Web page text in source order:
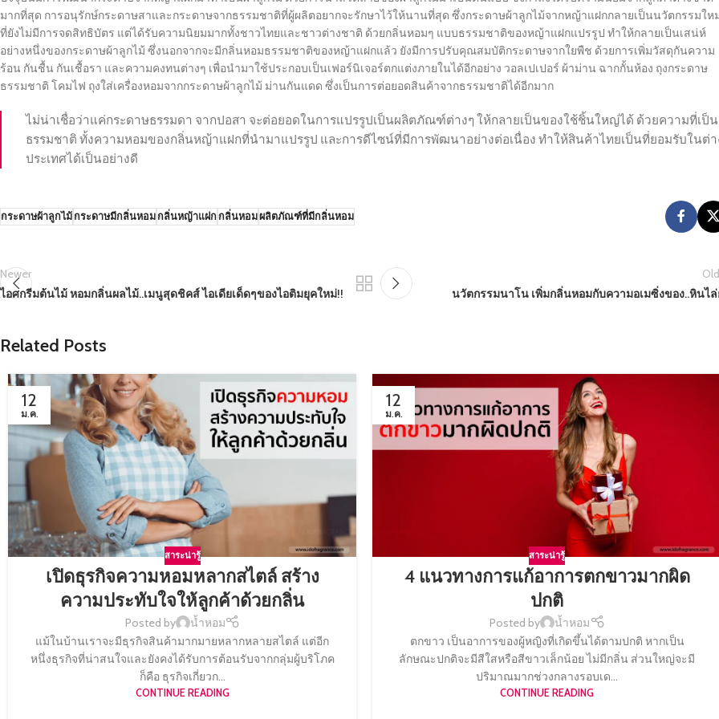
มากที่สุด การอนุรักษ์กระดาษสาและกระดาษจากธรรมชาติที่ผู้ผลิตอยากจะรักษาไว้ให้นานที่สุด ซึ่งกระดาษผ้าลูกไม้จากหญ้าแฝกกลายเป็นนวัตกรรมให
ที่ยังไม่มีการจดสิทธิบัตร แต่ได้รับความนิยมมากทั้งชาวไทยและชาวต่างชาติ ด้วยกลิ่นหอมๆ แบบธรรมชาติของหญ้าแฝกแปรรูป ทำให้กลายเป็นเสน่ห์
อย่างหนึ่งของกระดาษผ้าลูกไม้ ซึ่งนอกจากจะมีกลิ่นหอมธรรมชาติของหญ้าแฝกแล้ว ยังมีการปรับคุณสมบัติกระดาษจากใยพืช ด้วยการเพิ่มวัสดุกันความ
ร้อน กันชื้น กันเชื้อรา และความคงทนต่างๆ เพื่อนำมาใช้ประกอบเป็นเฟอร์นิเจอร์ตกแต่งภายในได้อีกอย่าง วอลเปเปอร์ ผ้าม่าน ฉากกั้นห้อง ถุงกระดาษ
ธรรมชาติ โคมไฟ ถุงใส่เครื่องหอมจากกระดาษผ้าลูกไม้ ม่านกันแดด ซึ่งเป็นการต่อยอดสินค้าจากธรรมชาติได้อีกมาก
ไม่น่าเชื่อว่าแค่กระดาษธรรมดา จากปอสา จะต่อยอดในการแปรรูปเป็นผลิตภัณฑ์ต่างๆ ให้กลายเป็นของใช้ชิ้นใหญ่ได้ ด้วยความที่เป็น
ธรรมชาติ ทั้งความหอมของกลิ่นหญ้าแฝกที่นำมาแปรรูป และการดีไซน์ที่มีการพัฒนาอย่างต่อเนื่อง ทำให้สินค้าไทยเป็นที่ยอมรับในต่า
ประเทศได้เป็นอย่างดี
กระดาษผ้าลูกไม้กระดาษมีกลิ่นหอมกลิ่นหญ้าแฝกกลิ่นหอมผลิตภัณฑ์ที่มีกลิ่นหอม
Newer
ไอศกรีมต้นไม้ หอมกลิ่นผลไม้..เมนูสุดชิคส์ ไอเดียเด็ดๆของไอติมยุคใหม่!!
นวัตกรรมนาโน เพิ่มกลิ่นหอมกับความอเมซิ่งของ..หินไล่
Related Posts
12
ม.ค.
สาระน่ารู้
เปิดธุรกิจความหอมหลากสไตล์ สร้าง
ความประทับใจให้ลูกค้าด้วยกลิ่น
Posted by
น้ำหอม
แม้ในบ้านเราจะมีธุรกิจสินค้ามากมายหลากหลายสไตล์ แต่อีก
หนึ่งธุรกิจที่น่าสนใจและยังคงได้รับการต้อนรับจากกลุ่มผู้บริโภค
ก็คือ ธุรกิจเกี่ยวก...
CONTINUE READING
12
ม.ค.
สาระน่ารู้
4 แนวทางการแก้อาการตกขาวมากผิด
ปกติ
Posted by
น้ำหอม
ตกขาว เป็นอาการของผู้หญิงที่เกิดขึ้นได้ตามปกติ หากเป็น
ลักษณะปกติจะมีสีใสหรือสีขาวเล็กน้อย ไม่มีกลิ่น ส่วนใหญ่จะมี
ปริมาณมากช่วงกลางรอบเด...
CONTINUE READING